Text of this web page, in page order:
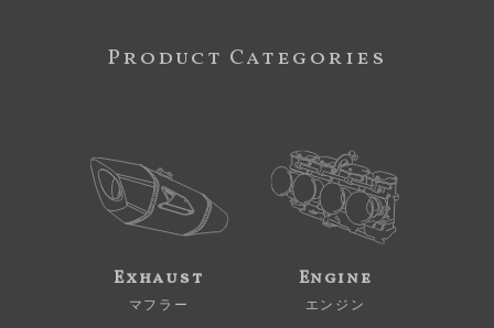
Product Categories
Exhaust
マフラー
Engine
エンジン